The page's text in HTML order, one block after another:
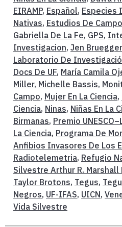
EIRAMP, Español, Especies
Nativas, Estudios De Campo
Gabriella De La Fe, GPS,
Investigacion, Jen
Laboratorio De
Docs De UF, María Camila
Miller, Michelle Bassis,
Campo, Mujer En La Ciencia,
Ciencia, Ninas, Niñas En La
Birmanas, Premio
La Ciencia, Programa De
Anfibios Invasores De Los
Radiotelemetria, Refugio
Silvestre Arthur R. Marshall
Taylor Brotons, Tegus,
Negros, UF-IFAS, UICN,
Vida Silvestre